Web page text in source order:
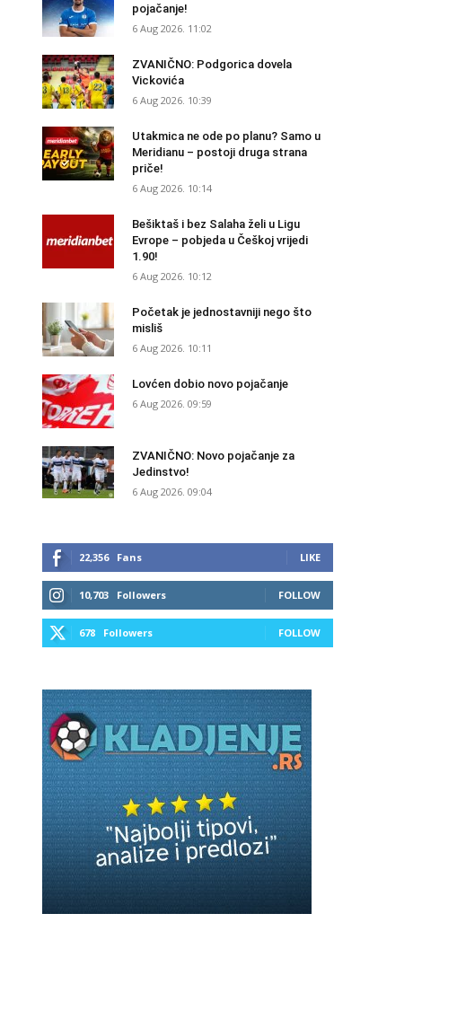
pojačanje!
6 Aug 2026. 11:02
ZVANIČNO: Podgorica dovela
Vickovića
6 Aug 2026. 10:39
Utakmica ne ode po planu? Samo u
Meridianu – postoji druga strana
priče!
6 Aug 2026. 10:14
Bešiktaš i bez Salaha želi u Ligu
Evrope – pobjeda u Češkoj vrijedi
1.90!
6 Aug 2026. 10:12
Početak je jednostavniji nego što
misliš
6 Aug 2026. 10:11
Lovćen dobio novo pojačanje
6 Aug 2026. 09:59
ZVANIČNO: Novo pojačanje za
Jedinstvo!
6 Aug 2026. 09:04
22,356 Fans LIKE
10,703 Followers FOLLOW
678 Followers FOLLOW